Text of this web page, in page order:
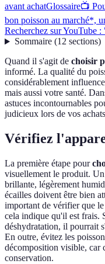
avant achatGlossaire📺
bon poisson au marché*,
Recherchez sur YouTube
Sommaire(12 sections)
Quand il s'agit de choisir
informé. La qualité du
considérablement
mais aussi votre santé.
astuces incontournables
judicieux lors de vos
Vérifiez
La première étape pour
visuellement le produit.
brillante, légèrement
écailles doivent être bien
important de vérifier que
cela indique qu'il est frais.
déshydratation, il pourrait
En outre, évitez les
décomposition visible, car
conservation.